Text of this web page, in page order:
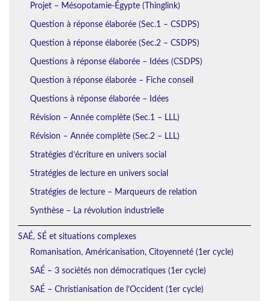
Projet – Mésopotamie-Égypte (Thinglink)
Question à réponse élaborée (Sec.1 – CSDPS)
Question à réponse élaborée (Sec.2 – CSDPS)
Questions à réponse élaborée – Idées (CSDPS)
Question à réponse élaborée – Fiche conseil
Questions à réponse élaborée – Idées
Révision – Année complète (Sec.1 – LLL)
Révision – Année complète (Sec.2 – LLL)
Stratégies d’écriture en univers social
Stratégies de lecture en univers social
Stratégies de lecture – Marqueurs de relation
Synthèse – La révolution industrielle
SAÉ, SÉ et situations complexes
Romanisation, Américanisation, Citoyenneté (1er cycle)
SAÉ – 3 sociétés non démocratiques (1er cycle)
SAÉ – Christianisation de l’Occident (1er cycle)